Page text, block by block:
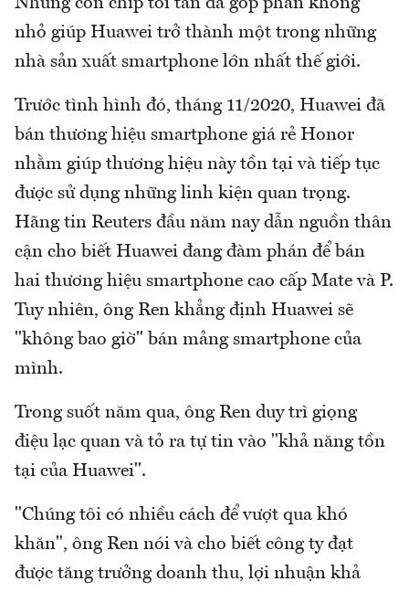
Những con chíp tối tân đã góp phần không
nhỏ giúp Huawei trở thành một trong những
nhà sản xuất smartphone lớn nhất thế giới.
Trước tình hình đó, tháng 11/2020, Huawei đã
bán thương hiệu smartphone giá rẻ Honor
nhằm giúp thương hiệu này tồn tại và tiếp tục
được sử dụng những linh kiện quan trọng.
Hãng tin Reuters đầu năm nay dẫn nguồn thân
cận cho biết Huawei đang đàm phán để bán
hai thương hiệu smartphone cao cấp Mate và P.
Tuy nhiên, ông Ren khẳng định Huawei sẽ
"không bao giờ" bán mảng smartphone của
mình.
Trong suốt năm qua, ông Ren duy trì giọng
điệu lạc quan và tỏ ra tự tin vào "khả năng tồn
tại của Huawei".
"Chúng tôi có nhiều cách để vượt qua khó
khăn", ông Ren nói và cho biết công ty đạt
được tăng trưởng doanh thu, lợi nhuận khả